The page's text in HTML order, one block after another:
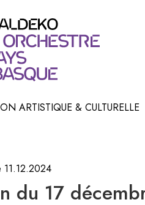
ARTISTIQUE & CULTURELLE
11.12.2024
du 17